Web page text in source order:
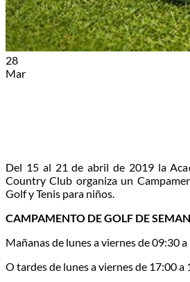
28
Mar
Del 15 al 21 de abril de 2019 la
Country Club organiza un
Golf y Tenis para niños.
CAMPAMENTO DE GOLF DE
Mañanas de lunes a viernes de 09:30
O tardes de lunes a viernes de 17:00 a